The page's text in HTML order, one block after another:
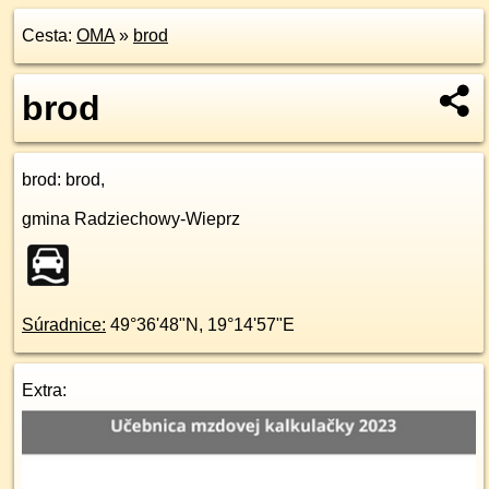
Cesta: OMA» brod
brod
brod: brod,
gmina Radziechowy-Wieprz
Súradnice: 49°36'48"N , 19°14'57"E
Extra: